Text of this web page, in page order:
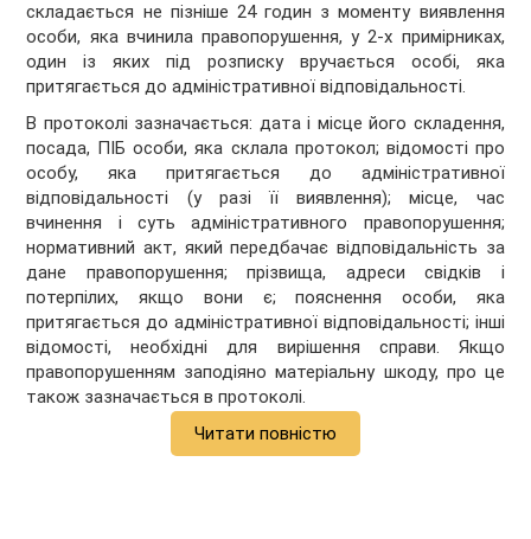
складається не пізніше 24 годин з моменту виявлення
особи, яка вчинила правопорушення, у 2-х примірниках,
один із яких під розписку вручається особі, яка
притягається до адміністративної відповідальності.
В протоколі зазначається: дата і місце його складення,
посада, ПІБ особи, яка склала протокол; відомості про
особу, яка притягається до адміністративної
відповідальності (у разі її виявлення); місце, час
вчинення і суть адміністративного правопорушення;
нормативний акт, який передбачає відповідальність за
дане правопорушення; прізвища, адреси свідків і
потерпілих, якщо вони є; пояснення особи, яка
притягається до адміністративної відповідальності; інші
відомості, необхідні для вирішення справи. Якщо
правопорушенням заподіяно матеріальну шкоду, про це
також зазначається в протоколі.
Читати повністю